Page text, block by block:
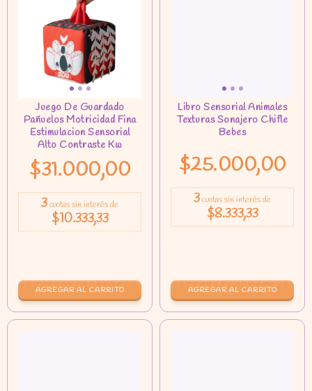
$31.000,00
3cuotas sin interés de
$10.333,33
$25.000,00
3cuotas sin interés de
$8.333,33
AGREGAR AL CARRITO